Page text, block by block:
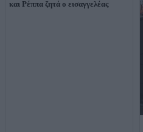
και Ρέππα ζητά ο εισαγγελέας